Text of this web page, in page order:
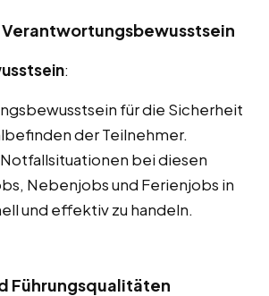
:
für die Sicherheit
der Teilnehmer.
bei diesen
Nebenjobs und Ferienjobs in
und effektiv zu handeln.
Führungsqualitäten